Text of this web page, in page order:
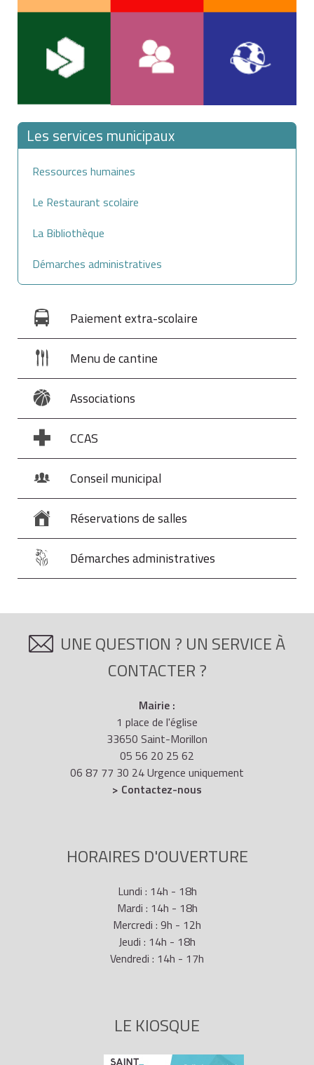
Les services municipaux
Ressources humaines
Le Restaurant scolaire
La Bibliothèque
Démarches administratives
Paiement extra-scolaire
Menu de cantine
Associations
CCAS
Conseil municipal
Réservations de salles
Démarches administratives
UNE QUESTION ? UN SERVICE À
CONTACTER ?
Mairie :
1 place de l'église
33650 Saint-Morillon
05 56 20 25 62
06 87 77 30 24 Urgence uniquement
> Contactez-nous
HORAIRES D'OUVERTURE
Lundi : 14h - 18h
Mardi : 14h - 18h
Mercredi : 9h - 12h
Jeudi : 14h - 18h
Vendredi : 14h - 17h
LE KIOSQUE